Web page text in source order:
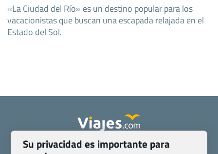
«La Ciudad del Río» es un destino popular para los
vacacionistas que buscan una escapada relajada en el
Estado del Sol.
Quienes somos
Contacto
Su privacidad es importante para